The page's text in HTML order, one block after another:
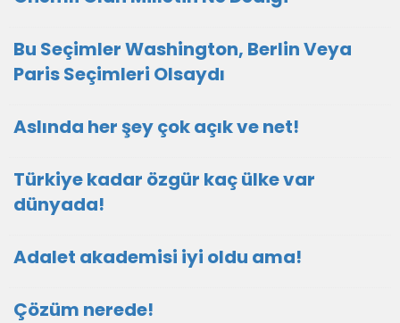
Bu Seçimler Washington, Berlin Veya
Paris Seçimleri Olsaydı
Aslında her şey çok açık ve net!
Türkiye kadar özgür kaç ülke var
dünyada!
Adalet akademisi iyi oldu ama!
Çözüm nerede!